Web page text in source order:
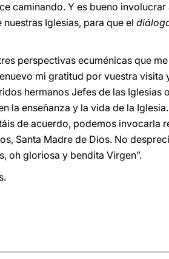
caminando. Y es bueno
Iglesias, para que el
perspectivas ecuménicas que
mi gratitud por vuestra
hermanos Jefes de las
la enseñanza y la vida de la
de acuerdo, podemos invocarla
Santa Madre de Dios. No
oh gloriosa y bendita Virgen”.